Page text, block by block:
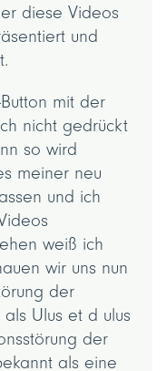
diese Videos
und
mit der
nicht gedrückt
so wird
meiner neu
und ich
weiß ich
wir uns nun
der
als Ulus et d ulus
der
als eine